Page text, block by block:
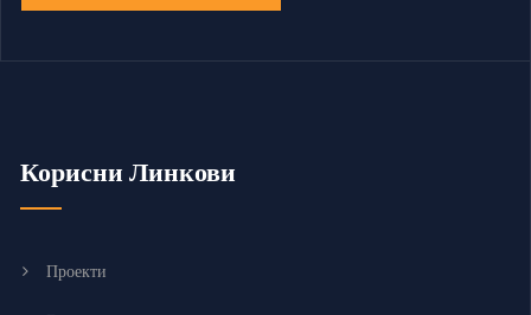
Корисни Линкови
Проекти